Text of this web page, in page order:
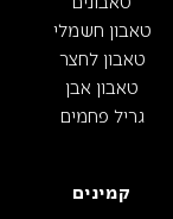
טאבון חשמלי
טאבון לחצר
טאבון אבן
גריל פחמים
קמינים